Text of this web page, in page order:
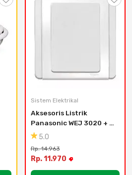
Sistem Elektrikal
Aksesoris Listrik
Panasonic WEJ 3020 +
WEJ 78019
5.0
Rp. 14.963
Rp. 11.970